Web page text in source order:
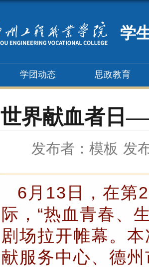
学
学团动态 思政教育
世界献血者日
发布者：模板 发
6月13日，在第
际，“热血青春、
剧场拉开帷幕。
献服务中心、德